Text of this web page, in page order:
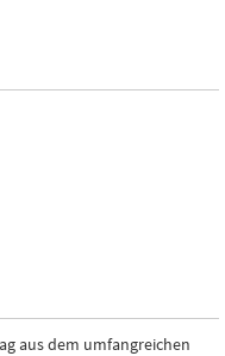
aus dem umfangreichen